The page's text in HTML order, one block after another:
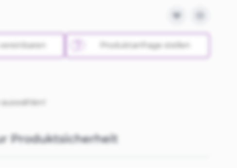
Produktanfrage stellen
Produktsicherheit